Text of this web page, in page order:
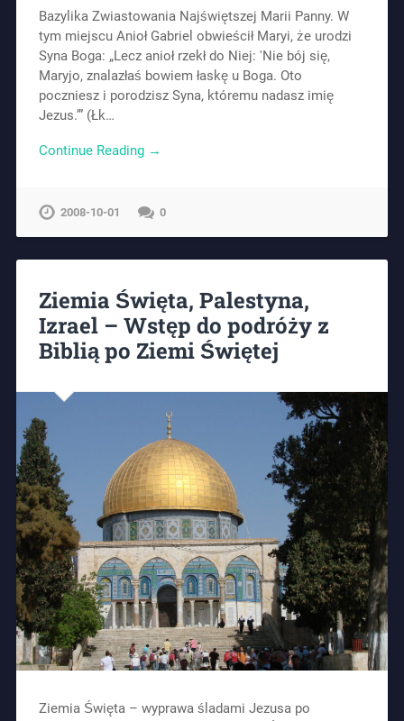
Bazylika Zwiastowania Najświętszej Marii Panny. W
tym miejscu Anioł Gabriel obwieścił Maryi, że urodzi
Syna Boga: „Lecz anioł rzekł do Niej: 'Nie bój się,
Maryjo, znalazłaś bowiem łaskę u Boga. Oto
poczniesz i porodzisz Syna, któremu nadasz imię
Jezus.’” (Łk…
Continue Reading →
2008-10-01 0
Ziemia Święta, Palestyna,
Izrael – Wstęp do podróży z
Biblią po Ziemi Świętej
Ziemia Święta – wyprawa śladami Jezusa po